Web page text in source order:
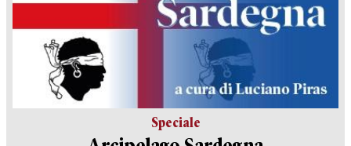
Speciale